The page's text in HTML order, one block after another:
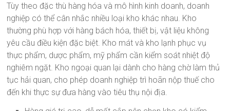
Tùy theo đặc thù hàng hóa và mô hình kinh doanh, doanh
nghiệp có thể cân nhắc nhiều loại kho khác nhau. Kho
thường phù hợp với hàng bách hóa, thiết bị, vật liệu không
yêu cầu điều kiện đặc biệt. Kho mát và kho lạnh phục vụ
thực phẩm, dược phẩm, mỹ phẩm cần kiểm soát nhiệt độ
nghiêm ngặt. Kho ngoại quan lại dành cho hàng chờ làm thủ
tục hải quan, cho phép doanh nghiệp trì hoãn nộp thuế cho
đến khi thực sự đưa hàng vào tiêu thụ nội địa.